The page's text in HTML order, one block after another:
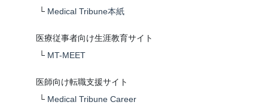
└ Medical Tribune本紙
医療従事者向け生涯教育サイト
└ MT-MEET
医師向け転職支援サイト
└ Medical Tribune Career